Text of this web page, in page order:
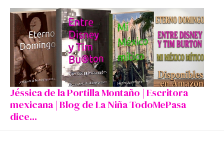
contenido
Jéssica de la Portilla Montaño | Escritora
mexicana | Blog de La Niña TodoMePasa
dice...